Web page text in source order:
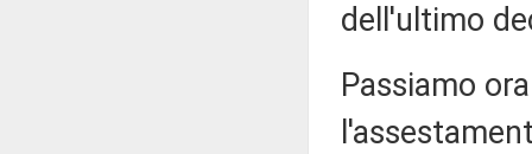
dell'ultimo
Passiamo